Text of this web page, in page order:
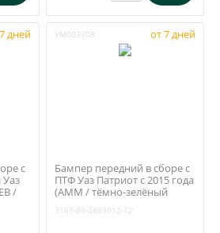
дней
с
/
УМ003308 от 7 дней
Бампер передний в сборе с
ПТФ Уаз Патриот с 2015 года
(AMM / тёмно-зелёный
80-2803012-12
3163-80-2803012-12